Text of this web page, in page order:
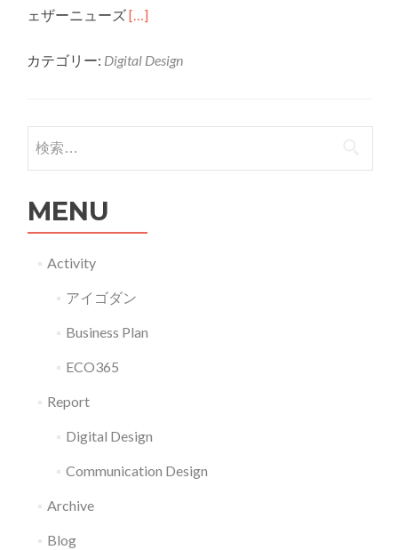
ェザーニューズRead
about
タ
用
コ
に
つ
[…]
カテゴリー: Digital Design
検索:
MENU
Activity
アイゴダン
Business Plan
ECO365
Report
Digital Design
Communication Design
Archive
Blog